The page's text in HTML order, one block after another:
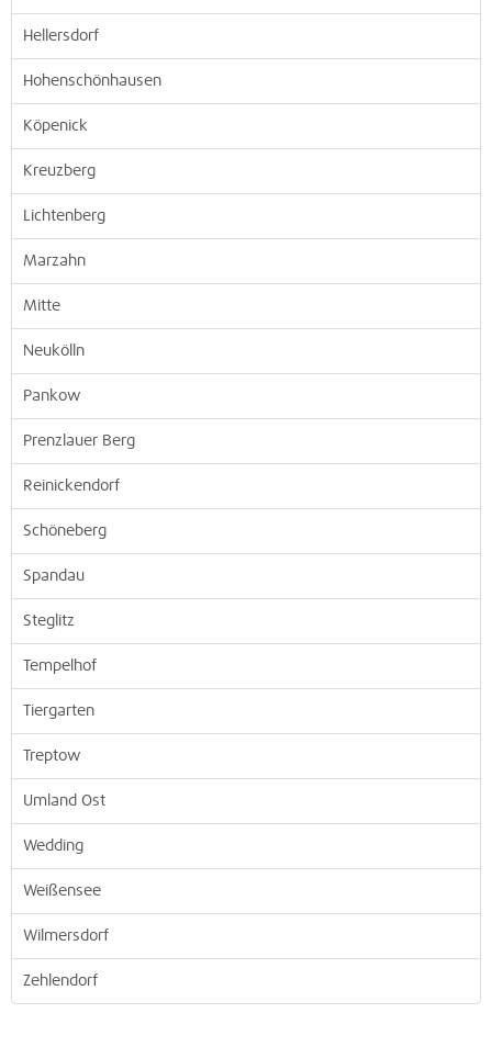
Hellersdorf
Hohenschönhausen
Köpenick
Kreuzberg
Lichtenberg
Marzahn
Mitte
Neukölln
Pankow
Prenzlauer Berg
Reinickendorf
Schöneberg
Spandau
Steglitz
Tempelhof
Tiergarten
Treptow
Umland Ost
Wedding
Weißensee
Wilmersdorf
Zehlendorf